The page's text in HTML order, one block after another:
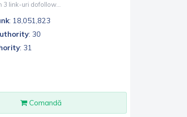
3 link-uri dofollow...
: 18,051,823
: 30
: 31
Comandă